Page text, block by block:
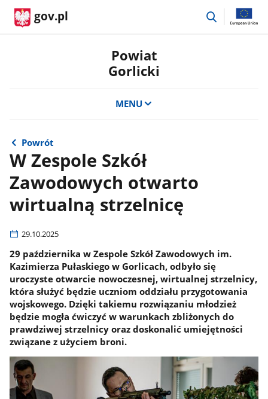
gov.pl
przejdź
Powiat
Gorlicki
MENU
Powrót
W Zespole Szkół
Zawodowych otwarto
wirtualną strzelnicę
29.10.2025
29 października w Zespole Szkół Zawodowych im.
Kazimierza Pułaskiego w Gorlicach, odbyło się
uroczyste otwarcie nowoczesnej, wirtualnej strzelnicy,
która służyć będzie uczniom oddziału przygotowania
wojskowego. ​​​​​​​Dzięki takiemu rozwiązaniu młodzież
będzie mogła ćwiczyć w warunkach zbliżonych do
prawdziwej strzelnicy oraz doskonalić umiejętności
związane z użyciem broni.